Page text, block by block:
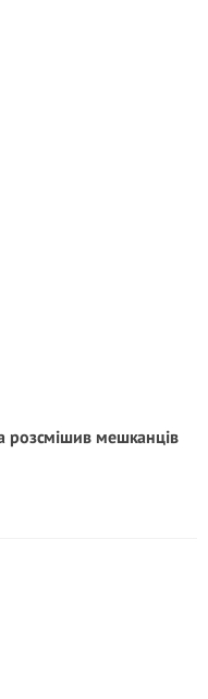
розсмішив мешканців